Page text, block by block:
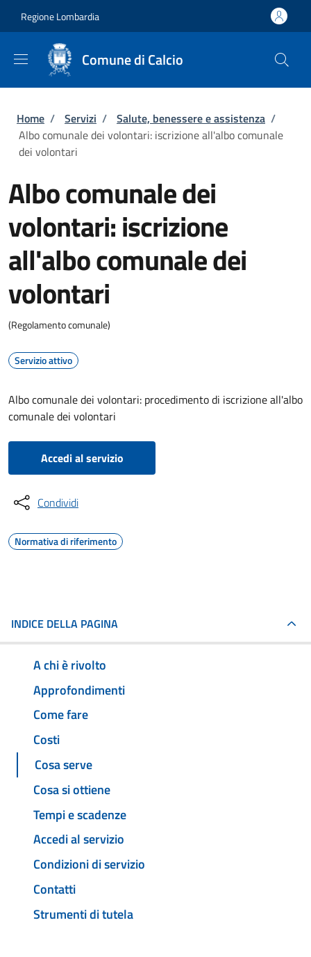
Regione Lombardia
Comune di Calcio
Briciole di pane
Home / Servizi / Salute, benessere e assistenza /
Albo comunale dei volontari: iscrizione all'albo comunale
dei volontari
Albo comunale dei
volontari: iscrizione
all'albo comunale dei
volontari
(Regolamento comunale)
Servizio attivo
Albo comunale dei volontari: procedimento di iscrizione all'albo
comunale dei volontari
Accedi al servizio
Condividi
Normativa di riferimento
INDICE DELLA PAGINA
A chi è rivolto
Approfondimenti
Come fare
Costi
Cosa serve
Cosa si ottiene
Tempi e scadenze
Accedi al servizio
Condizioni di servizio
Contatti
Strumenti di tutela